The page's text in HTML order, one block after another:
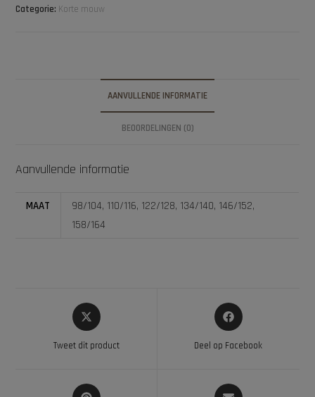
Categorie: Korte mouw
AANVULLENDE INFORMATIE
BEOORDELINGEN (0)
Aanvullende informatie
MAAT
98/104, 110/116, 122/128, 134/140, 146/152,
158/164
Tweet dit product Deel op Facebook